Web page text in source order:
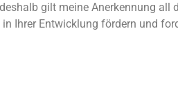
gilt meine Anerkennung all
Ihrer Entwicklung fördern und